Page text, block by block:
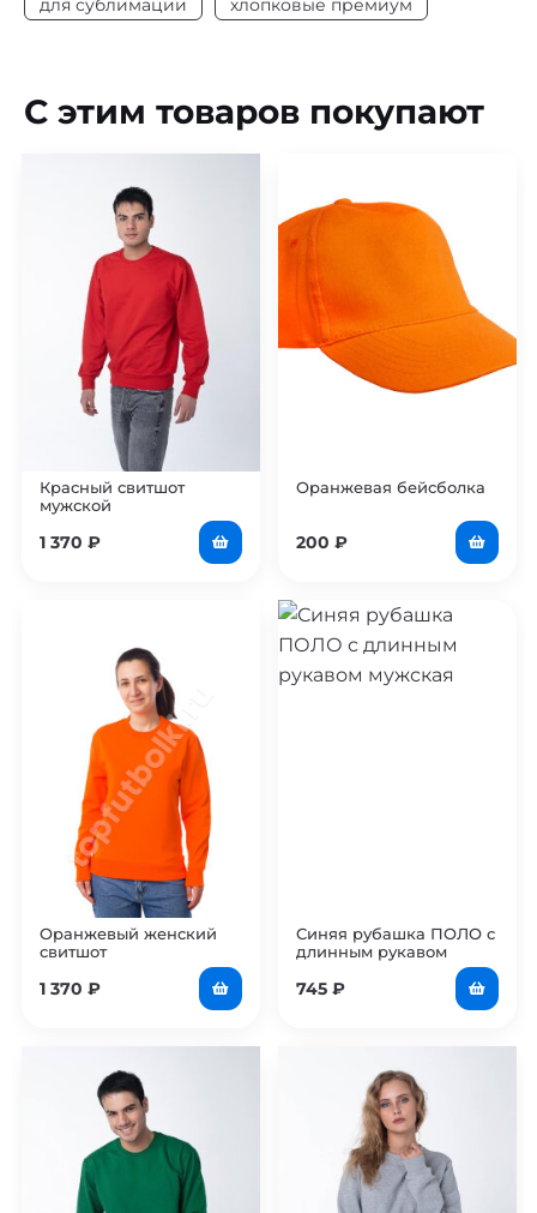
для сублимации хлопковые премиум
С этим товаров покупают
Красный свитшот
мужской
1 370 ₽
Оранжевая бейсболка
200 ₽
Оранжевый женский
свитшот
1 370 ₽
Синяя рубашка ПОЛО с
длинным рукавом
745 ₽